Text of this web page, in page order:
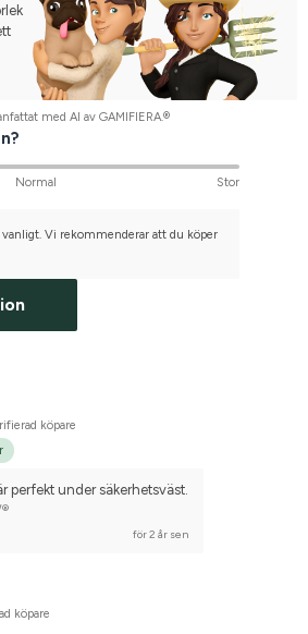
med AI av GAMIFIERA.®
Normal Stor
Vi rekommenderar att du köper
köpare
perfekt under säkerhetsväst.
för 2 år sen
köpare